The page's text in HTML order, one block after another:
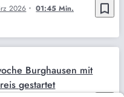
bookmark_border
2026 01:45 Min.
Burghausen mit
gestartet